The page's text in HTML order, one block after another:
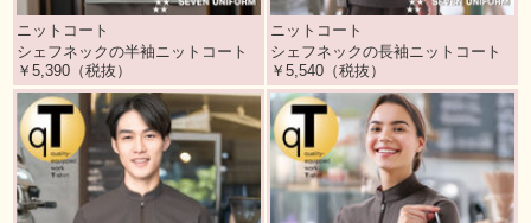
ニットコート
シェフネックの半袖ニットコート
￥5,390（税抜）
ニットコート
シェフネックの長袖ニットコート
￥5,540（税抜）